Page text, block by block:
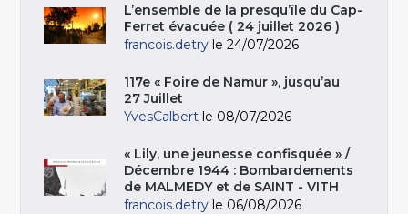
L’ensemble de la presqu’île du Cap-
Ferret évacuée ( 24 juillet 2026 )
francois.detry le 24/07/2026
117e « Foire de Namur », jusqu’au
27 Juillet
YvesCalbert le 08/07/2026
« Lily, une jeunesse confisquée » /
Décembre 1944 : Bombardements
de MALMEDY et de SAINT - VITH
francois.detry le 06/08/2026